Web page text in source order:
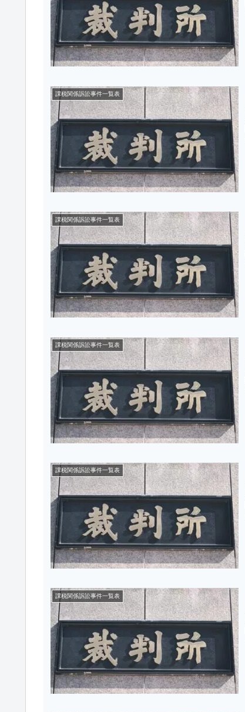
課税関係訴訟事件一覧表
課税関係訴訟事件一覧表
課税関係訴訟事件一覧表
課税関係訴訟事件一覧表
課税関係訴訟事件一覧表